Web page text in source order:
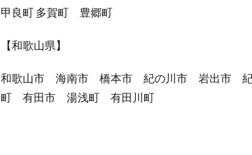
甲良町 多賀町 豊郷町
【和歌山県】
和歌山市 海南市 橋本市 紀の川市 岩出市
町 有田市 湯浅町 有田川町